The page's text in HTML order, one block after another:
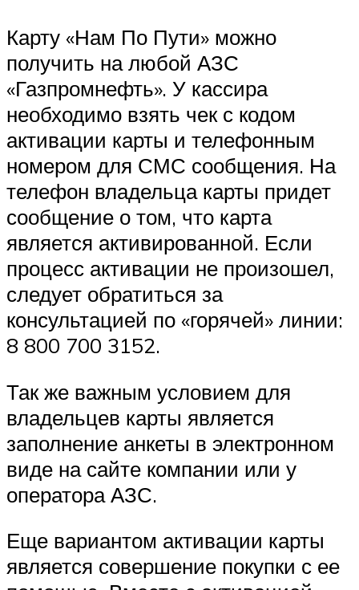
Карту «Нам По Пути» можно
получить на любой АЗС
«Газпромнефть». У кассира
необходимо взять чек с кодом
активации карты и телефонным
номером для СМС сообщения. На
телефон владельца карты придет
сообщение о том, что карта
является активированной. Если
процесс активации не произошел,
следует обратиться за
консультацией по «горячей» линии:
8 800 700 3152.
Так же важным условием для
владельцев карты является
заполнение анкеты в электронном
виде на сайте компании или у
оператора АЗС.
Еще вариантом активации карты
является совершение покупки с ее